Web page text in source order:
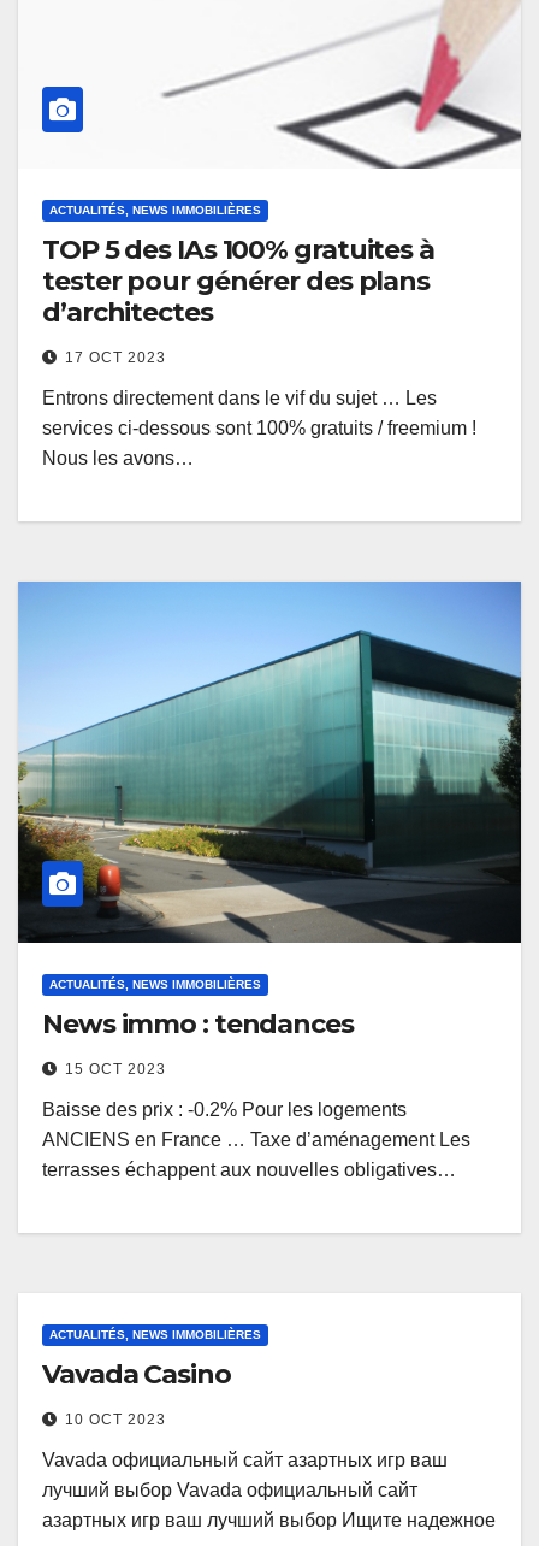
ACTUALITÉS, NEWS IMMOBILIÈRES
TOP 5 des IAs 100% gratuites à
tester pour générer des plans
d’architectes
17 OCT 2023
Entrons directement dans le vif du sujet … Les
services ci-dessous sont 100% gratuits / freemium !
Nous les avons…
ACTUALITÉS, NEWS IMMOBILIÈRES
News immo : tendances
15 OCT 2023
Baisse des prix : -0.2% Pour les logements
ANCIENS en France … Taxe d’aménagement Les
terrasses échappent aux nouvelles obligatives…
ACTUALITÉS, NEWS IMMOBILIÈRES
Vavada Casino
10 OCT 2023
Vavada официальный сайт азартных игр ваш
лучший выбор Vavada официальный сайт
азартных игр ваш лучший выбор Ищите надежное